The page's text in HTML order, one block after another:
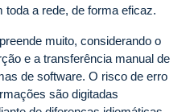
a rede, de forma eficaz.
muito, considerando o
e a transferência manual de
de software. O risco de erro
são digitadas